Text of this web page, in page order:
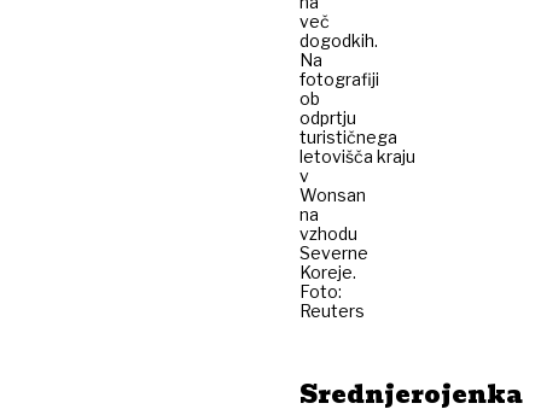
več
dogodkih.
Na
fotografiji
ob
odprtju
turističnega
letovišča kraju
v
Wonsan
na
vzhodu
Severne
Koreje.
Foto:
Reuters
Srednjerojenka